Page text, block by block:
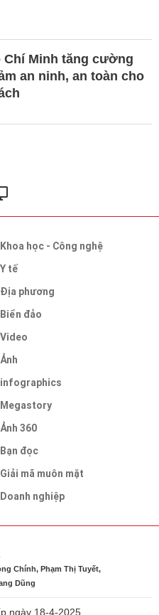
Chí Minh tăng cường
an ninh, an toàn cho
Khoa học - Công nghệ
Y tế
Địa phương
Biển đảo
Video
Ảnh
infographics
Megastory
Ảnh 360
Bạn đọc
Giải mã muôn mặt
Doanh nghiệp
Chính, Phạm Thị Tuyết,
Dũng
ngày 18-4-2025.